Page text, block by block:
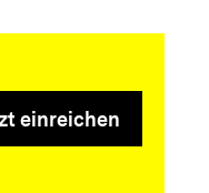
einreichen